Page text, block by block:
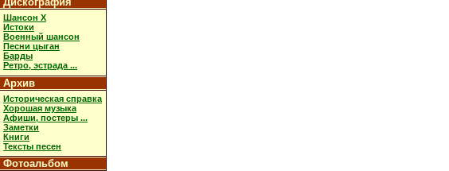
Шансон X
Истоки
Военный шансон
Песни цыган
Барды
Ретро, эстрада ...
Архив
Историческая справка
Хорошая музыка
Афиши, постеры ...
Заметки
Книги
Тексты песен
Фотоальбом